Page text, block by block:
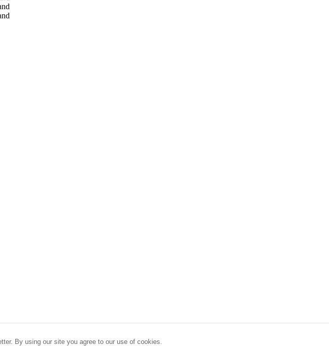
By using our site you agree to our use of cookies.